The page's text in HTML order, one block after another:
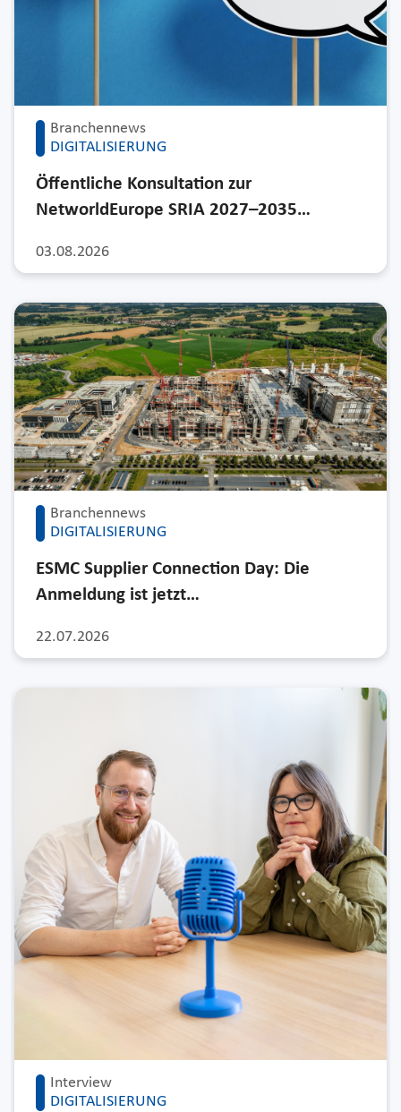
Branchennews
DIGITALISIERUNG
03.08.2026
Öffentliche Konsultation zur
NetworldEurope SRIA 2027–2035…
Branchennews
DIGITALISIERUNG
22.07.2026
ESMC Supplier Connection Day: Die
Anmeldung ist jetzt…
Interview
DIGITALISIERUNG